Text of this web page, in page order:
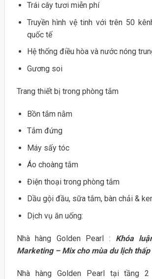
Trái cây tươi miễn phí
Truyền hình vệ tinh với trên 50
quốc tế
Hệ thống điều hòa và nước nóng
Gương soi
Trang thiết bị trong phòng tắm
Bồn tắm nằm
Tắm đứng
Máy sấy tóc
Áo choàng tắm
Điện thoại trong phòng tắm
Dầu gội đầu, sữa tắm, bàn chải &
Dịch vụ ăn uống:
Nhà hàng Golden Pearl : Khóa
Marketing – Mix cho mùa du lịch
Nhà hàng Golden Pearl tại tầng